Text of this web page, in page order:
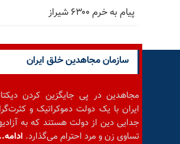
پیام به خرم ۶۳۰۰ شیراز
سازمان مجاهدین خلق ایران
مجاهدین در پی جایگزین کردن
ایران با یک دولت دموکراتیک و
جدایی دین از دولت هستند که به
تساوی زن و مرد احترام می‌گذارد.